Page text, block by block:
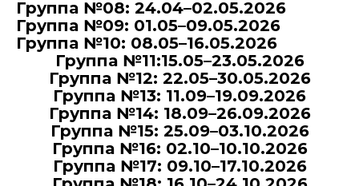
Группа №08: 24.04–02.05.2026
Группа №09: 01.05–09.05.2026
Группа №10: 08.05–16.05.2026
Группа №11:15.05–23.05.2026
Группа №12: 22.05–30.05.2026
Группа №13: 11.09–19.09.2026
Группа №14: 18.09–26.09.2026
Группа №15: 25.09–03.10.2026
Группа №16: 02.10–10.10.2026
Группа №17: 09.10–17.10.2026